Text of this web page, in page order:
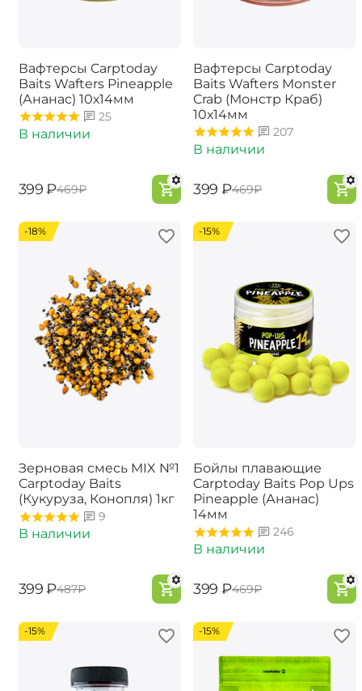
Вафтерсы Carptoday
Baits Wafters Pineapple
(Ананас) 10х14мм
25
В наличии
‍399‍ ₽‍469‍₽
Вафтерсы Carptoday
Baits Wafters Monster
Crab (Монстр Краб)
10х14мм
207
В наличии
‍399‍ ₽‍469‍₽
-18%
Зерновая смесь MIX №1
Carptoday Baits
(Кукуруза, Конопля) 1кг
9
В наличии
‍399‍ ₽‍487‍₽
-15%
Бойлы плавающие
Carptoday Baits Pop Ups
Pineapple (Ананас)
14мм
246
В наличии
‍399‍ ₽‍469‍₽
-15% -15%